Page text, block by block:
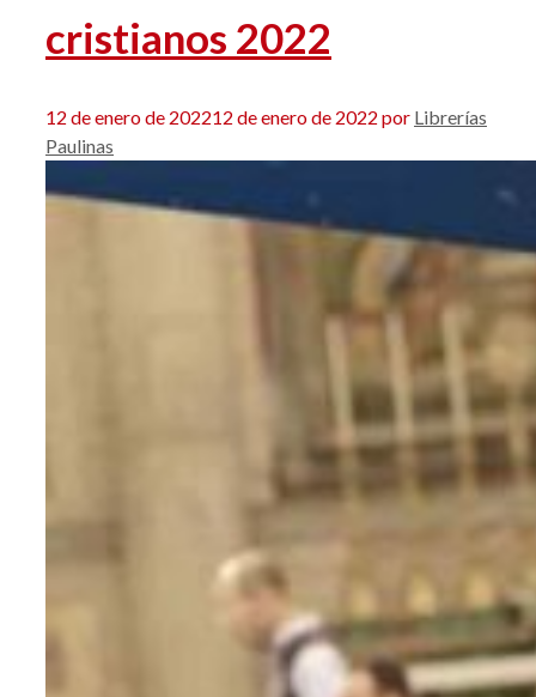
cristianos 2022
12 de enero de 202212 de enero de 2022 por Librerías
Paulinas